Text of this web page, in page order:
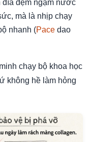
đĩa đệm ngậm nước
mà là nhịp chạy
nhanh (Pace dao
chạy bộ khoa học
không hề làm hỏng